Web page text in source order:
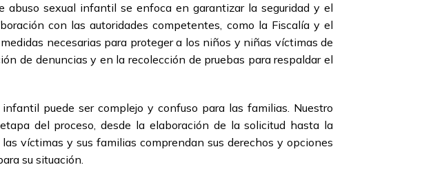
sexual infantil se enfoca en garantizar la seguridad y el
con las autoridades competentes, como la Fiscalía y el
necesarias para proteger a los niños y niñas víctimas de
de denuncias y en la recolección de pruebas para respaldar el
puede ser complejo y confuso para las familias. Nuestro
del proceso, desde la elaboración de la solicitud hasta la
víctimas y sus familias comprendan sus derechos y opciones
su situación.